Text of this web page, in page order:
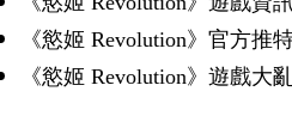
《慾姬 Revolution》官方推
《慾姬 Revolution》遊戲大